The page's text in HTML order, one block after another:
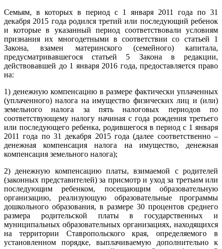
Семьям, в которых в период с 1 января 2011 года по 31
декабря 2015 года родился третий или последующий ребенок
и которые в указанный период соответствовали условиям
признания их многодетными в соответствии со статьей 1
Закона, взамен материнского (семейного) капитала,
предусматривавшегося статьей 5 Закона в редакции,
действовавшей до 1 января 2016 года, предоставляется право
на:
1) денежную компенсацию в размере фактически уплаченных
(уплаченного) налога на имущество физических лиц и (или)
земельного налога за пять налоговых периодов по
соответствующему налогу начиная с года рождения третьего
или последующего ребенка, родившегося в период с 1 января
2011 года по 31 декабря 2015 года (далее соответственно –
денежная компенсация налога на имущество, денежная
компенсация земельного налога);
2) денежную компенсацию платы, взимаемой с родителей
(законных представителей) за присмотр и уход за третьим или
последующим ребенком, посещающим образовательную
организацию, реализующую образовательные программы
дошкольного образования, в размере 30 процентов среднего
размера родительской платы в государственных и
муниципальных образовательных организациях, находящихся
на территории Ставропольского края, определяемого в
установленном порядке, выплачиваемую дополнительно к